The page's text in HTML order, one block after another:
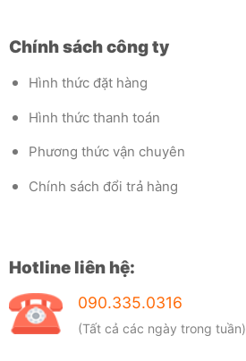
Chính sách công ty
Hình thức đặt hàng
Hình thức thanh toán
Phương thức vận chuyên
Chính sách đổi trả hàng
Hotline liên hệ:
090.335.0316
(Tất cả các ngày trong tuần)